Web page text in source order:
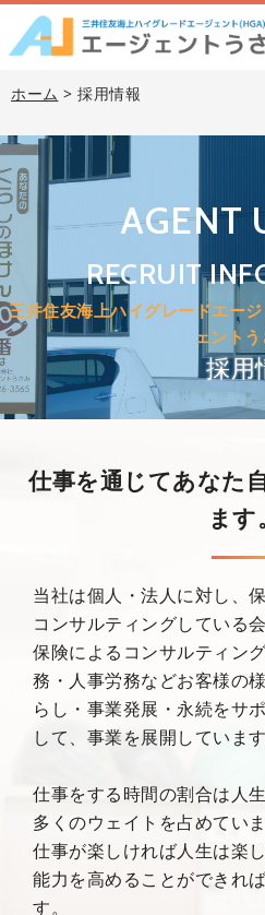
ホーム > 採用情報
AGENT
RECRUIT
三井住友海上ハイグレードエー
ェント
採用
仕事を通じてあなた
ます
当社は個人・法人に対し、
コンサルティングしている会
保険によるコンサルティン
務・人事労務などお客様の
らし・事業発展・永続をサ
して、事業を展開しています
仕事をする時間の割合は人
多くのウェイトを占めていま
仕事が楽しければ人生は楽
能力を高めることができれ
す。